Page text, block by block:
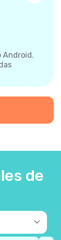
Android.
de